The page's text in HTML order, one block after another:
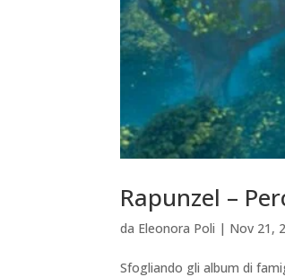
Rapunzel –
da Eleonora Poli | Nov 21,
Sfogliando gli album di